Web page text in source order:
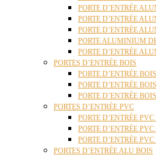
PORTE D’ENTRÉE
PORTE D’ENTRÉE
PORTE D’ENTRÉE
PORTE ALUMINIUM
PORTE D’ENTRÉE
PORTES D’ENTRÉE BOIS
PORTE D’ENTRÉE
PORTE D’ENTRÉE
PORTE D’ENTRÉE
PORTES D’ENTRÉE PVC
PORTE D’ENTRÉE
PORTE D’ENTRÉE
PORTE D’ENTRÉE
PORTES D’ENTRÉE ALU BOIS